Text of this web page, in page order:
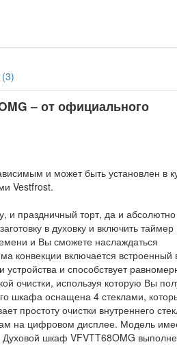
3)
– от официального
и может быть установлен в
Vestfrost.
и праздничный торт, да и
в духовку и включить таймер
и Вы сможете наслаждаться
конвекции включается встроенный
и способствует
очистки, используя которую Вы
шкафа оснащена 4 стеклами,
простоту очистки внутреннего
на цифровом дисплее. Модель
Духовой шкаф VFVTT68OMG